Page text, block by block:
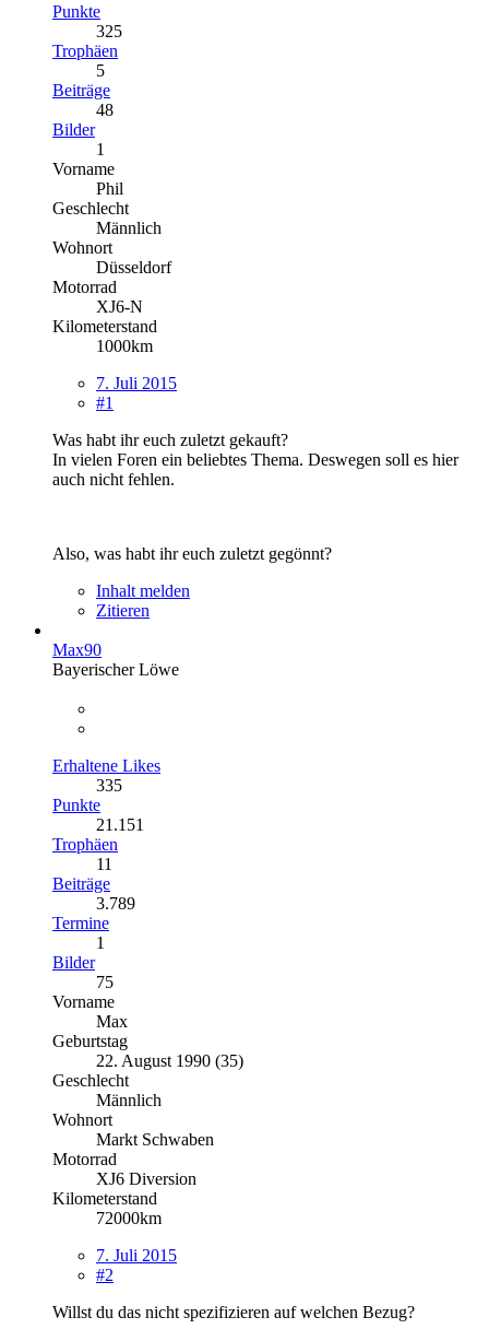
Punkte
325
Trophäen
5
Beiträge
48
Bilder
1
Vorname
Phil
Geschlecht
Männlich
Wohnort
Düsseldorf
Motorrad
XJ6-N
Kilometerstand
1000km
7. Juli 2015
#1
Was habt ihr euch zuletzt gekauft?
In vielen Foren ein beliebtes Thema. Deswegen soll es hier
auch nicht fehlen.
Also, was habt ihr euch zuletzt gegönnt?
Inhalt melden
Zitieren
Max90
Bayerischer Löwe
Erhaltene Likes
335
Punkte
21.151
Trophäen
11
Beiträge
3.789
Termine
1
Bilder
75
Vorname
Max
Geburtstag
22. August 1990 (35)
Geschlecht
Männlich
Wohnort
Markt Schwaben
Motorrad
XJ6 Diversion
Kilometerstand
72000km
7. Juli 2015
#2
Willst du das nicht spezifizieren auf welchen Bezug?